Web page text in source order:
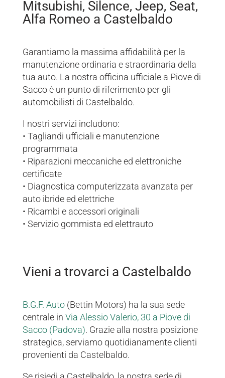
Mitsubishi, Silence, Jeep, Seat,
Alfa Romeo a Castelbaldo
Garantiamo la massima affidabilità per la
manutenzione ordinaria e straordinaria della
tua auto. La nostra officina ufficiale a Piove di
Sacco è un punto di riferimento per gli
automobilisti di Castelbaldo.
I nostri servizi includono:
• Tagliandi ufficiali e manutenzione
programmata
• Riparazioni meccaniche ed elettroniche
certificate
• Diagnostica computerizzata avanzata per
auto ibride ed elettriche
• Ricambi e accessori originali
• Servizio gommista ed elettrauto
Vieni a trovarci a Castelbaldo
B.G.F. Auto(Bettin Motors) ha la sua sede
centrale in Via Alessio Valerio, 30 a Piove di
Sacco (Padova). Grazie alla nostra posizione
strategica, serviamo quotidianamente clienti
provenienti da Castelbaldo.